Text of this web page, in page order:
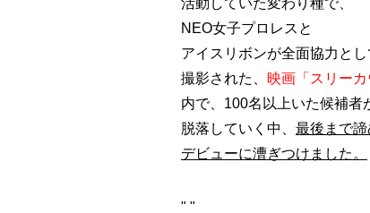
活動していた変わり種で、
NEO女子プロレスと
アイスリボンが全面協力とし
撮影された、 映画「スリーカ
内で、100名以上いた候補者
脱落していく中、 最後まで諦
デビューに漕ぎつけました。
" "